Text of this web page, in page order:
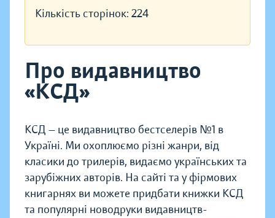
Кількість сторінок: 224
Про видавництво
«КСД»
КСД — це видавництво бестселерів №1 в
Україні. Ми охоплюємо різні жанри, від
класики до трилерів, видаємо українських та
зарубіжних авторів. На сайті та у фірмових
книгарнях ви можете придбати книжки КСД
та популярні новодруки видавництв-